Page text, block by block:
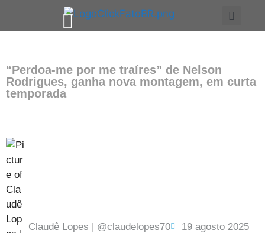
“Perdoa-me por me traíres” de Nelson
Rodrigues, ganha nova montagem, em curta
temporada
Claudê Lopes | @claudelopes70 19 agosto 2025